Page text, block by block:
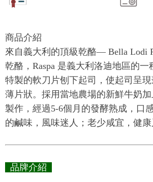
商品介紹
來自義大利的頂級乾酪— Bella Lodi
乾酪，Raspa 是義大利洛迪地區的一
特製的軟刀片刨下起司，使起司呈
薄片狀。採用當地農場的新鮮牛奶
製作，經過5-6個月的發酵熟成，口
的鹹味，風味迷人；老少咸宜，健康
品牌介紹